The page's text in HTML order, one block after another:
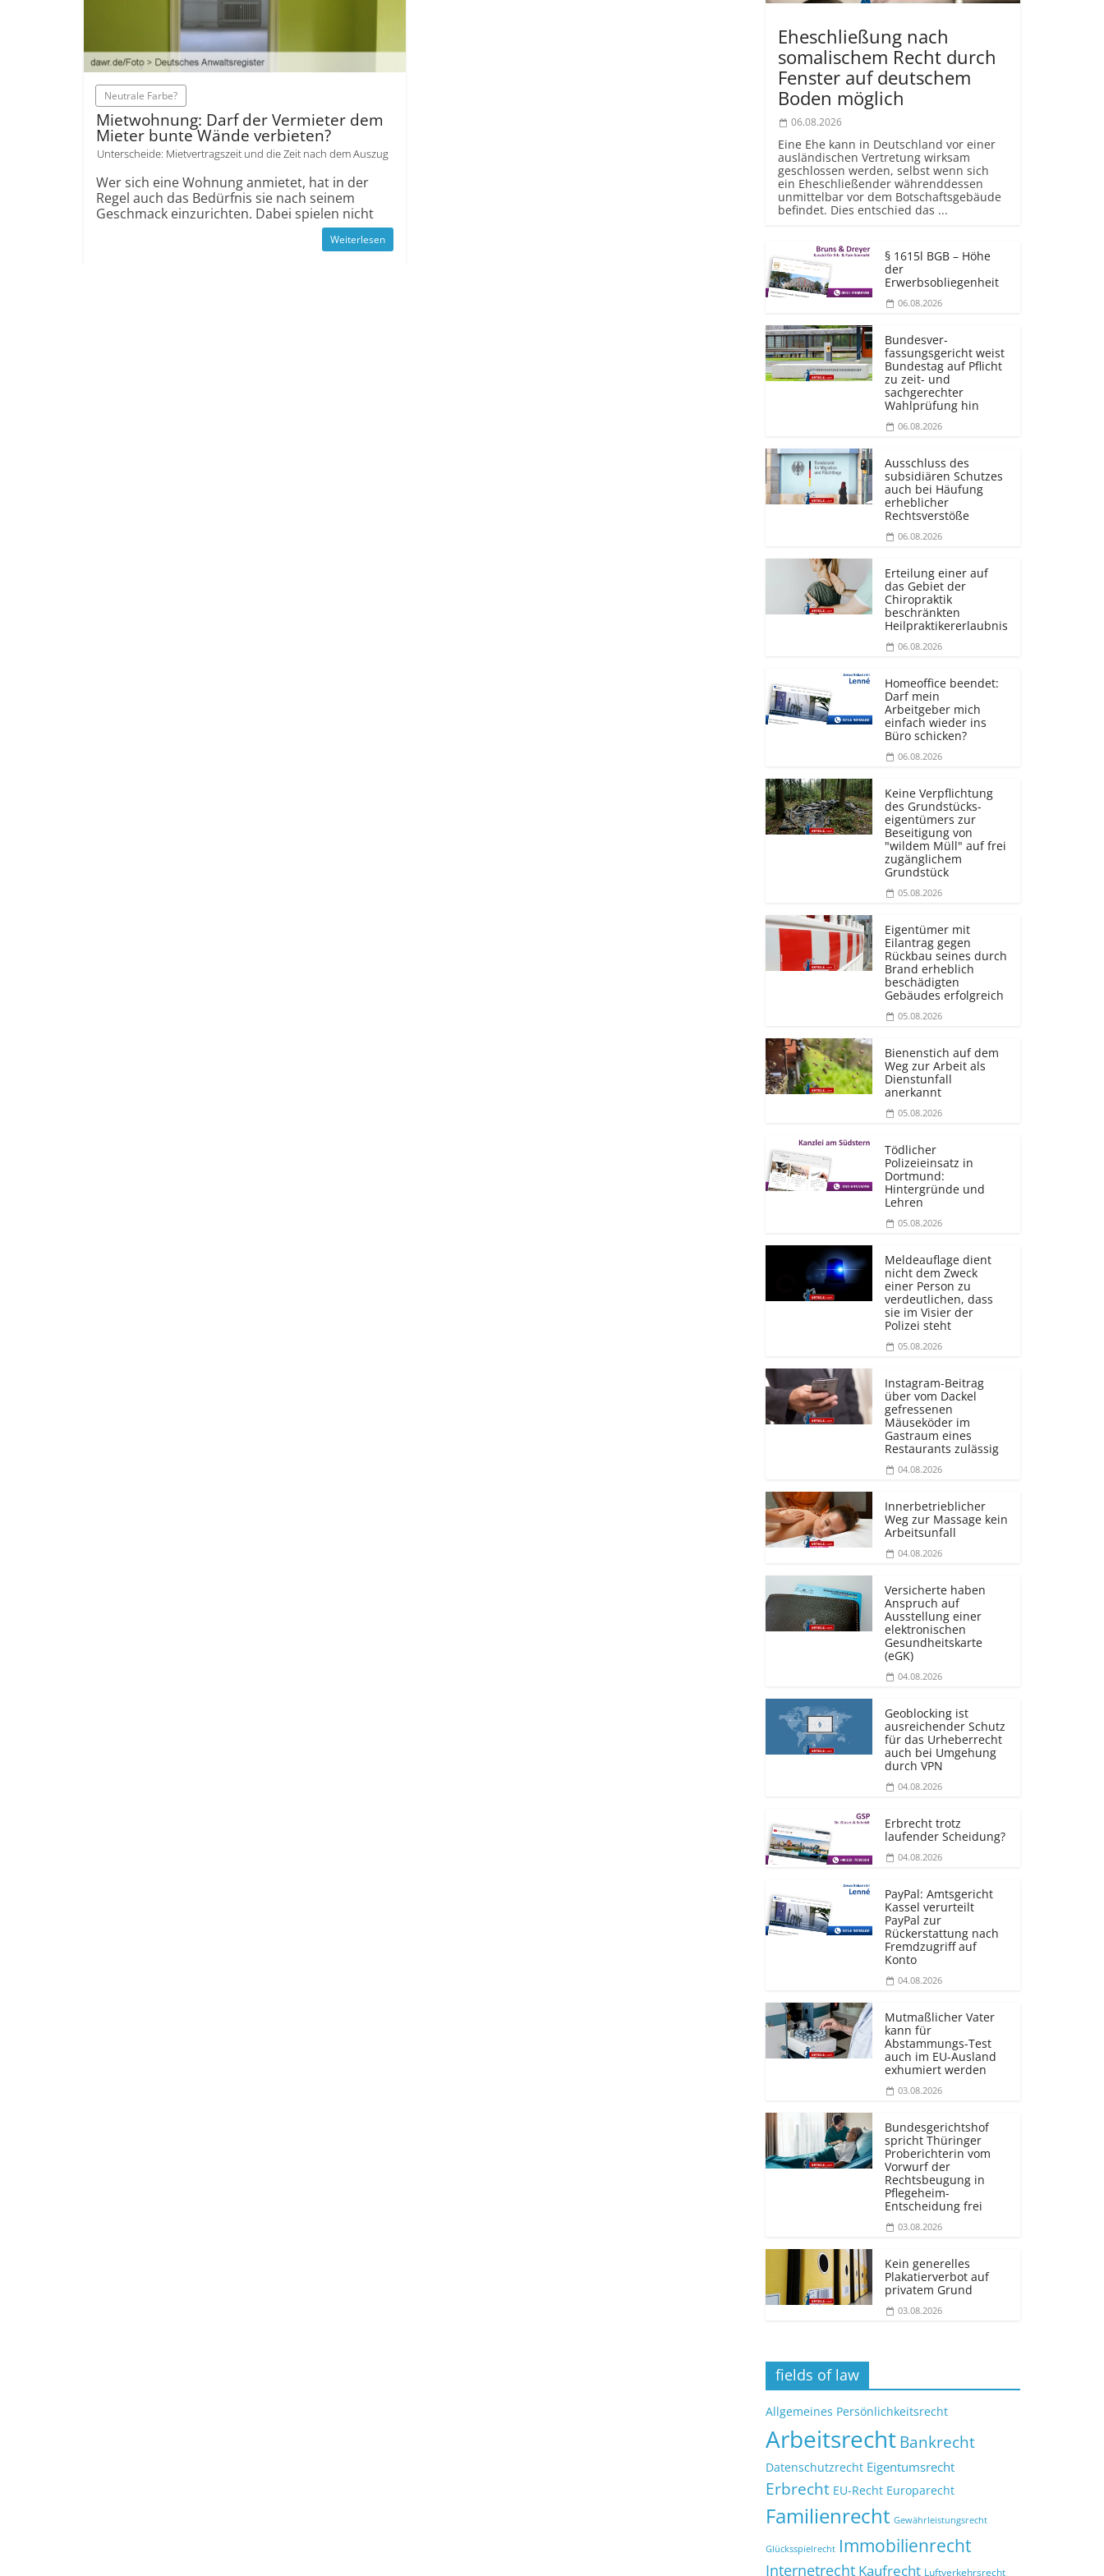
Neutrale Farbe?
Mietwohnung: Darf der Vermieter dem
Mieter bunte Wände verbieten?
Unterscheide: Mietvertragszeit und die Zeit nach dem Auszug
Wer sich eine Wohnung anmietet, hat in der
Regel auch das Bedürfnis sie nach seinem
Geschmack ein­zurichten. Dabei spielen nicht
Weiterlesen
Eheschließung nach
somalischem Recht durch
Fenster auf deutschem
Boden möglich
06.08.2026
Eine Ehe kann in Deutschland vor einer
ausländischen Vertretung wirksam
geschlossen werden, selbst wenn sich
ein Eheschließender währenddessen
unmittelbar vor dem Botschaftsgebäude
befindet. Dies entschied das ...
§ 1615l BGB – Höhe
der
Erwerbsobliegenheit
06.08.2026
Bundesver­
fassungsgericht weist
Bundestag auf Pflicht
zu zeit- und
sachgerechter
Wahlprüfung hin
06.08.2026
Ausschluss des
subsidiären Schutzes
auch bei Häufung
erheblicher
Rechtsverstöße
06.08.2026
Erteilung einer auf
das Gebiet der
Chiropraktik
beschränkten
Heilprakti­kererlaubnis
06.08.2026
Homeoffice beendet:
Darf mein
Arbeitgeber mich
einfach wieder ins
Büro schicken?
06.08.2026
Keine Verpflichtung
des Grundstücks­
eigentümers zur
Beseitigung von
"wildem Müll" auf frei
zugänglichem
Grundstück
05.08.2026
Eigentümer mit
Eilantrag gegen
Rückbau seines durch
Brand erheblich
beschädigten
Gebäudes erfolgreich
05.08.2026
Bienenstich auf dem
Weg zur Arbeit als
Dienstunfall
anerkannt
05.08.2026
Tödlicher
Polizeieinsatz in
Dortmund:
Hintergründe und
Lehren
05.08.2026
Meldeauflage dient
nicht dem Zweck
einer Person zu
verdeutlichen, dass
sie im Visier der
Polizei steht
05.08.2026
Instagram-Beitrag
über vom Dackel
gefressenen
Mäuseköder im
Gastraum eines
Restaurants zulässig
04.08.2026
Innerbetrieblicher
Weg zur Massage kein
Arbeitsunfall
04.08.2026
Versicherte haben
Anspruch auf
Ausstellung einer
elektronischen
Gesundheitskarte
(eGK)
04.08.2026
Geoblocking ist
ausreichender Schutz
für das Urheberrecht
auch bei Umgehung
durch VPN
04.08.2026
Erbrecht trotz
laufender Scheidung?
04.08.2026
PayPal: Amtsgericht
Kassel verurteilt
PayPal zur
Rückerstattung nach
Fremdzugriff auf
Konto
04.08.2026
Mutmaßlicher Vater
kann für
Abstammungs-Test
auch im EU-Ausland
exhumiert werden
03.08.2026
Bundesgerichtshof
spricht Thüringer
Proberichterin vom
Vorwurf der
Rechtsbeugung in
Pflegeheim-
Entscheidung frei
03.08.2026
Kein generelles
Plakatierverbot auf
privatem Grund
03.08.2026
fields of law
Allgemeines Persönlichkeitsrecht
ArbeitsrechtBankrecht
Datenschutzrecht Eigentumsrecht
Erbrecht EU-Recht Europarecht
Familienrecht Gewährleistungsrecht
Glücksspielrecht Immobilienrecht
Internetrecht Kaufrecht Luftverkehrsrecht